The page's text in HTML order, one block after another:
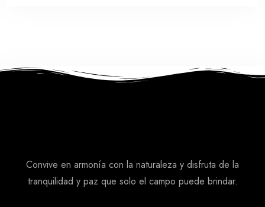
Convive en armonía con la naturaleza y disfruta de la
tranquilidad y paz que solo el campo puede brindar.